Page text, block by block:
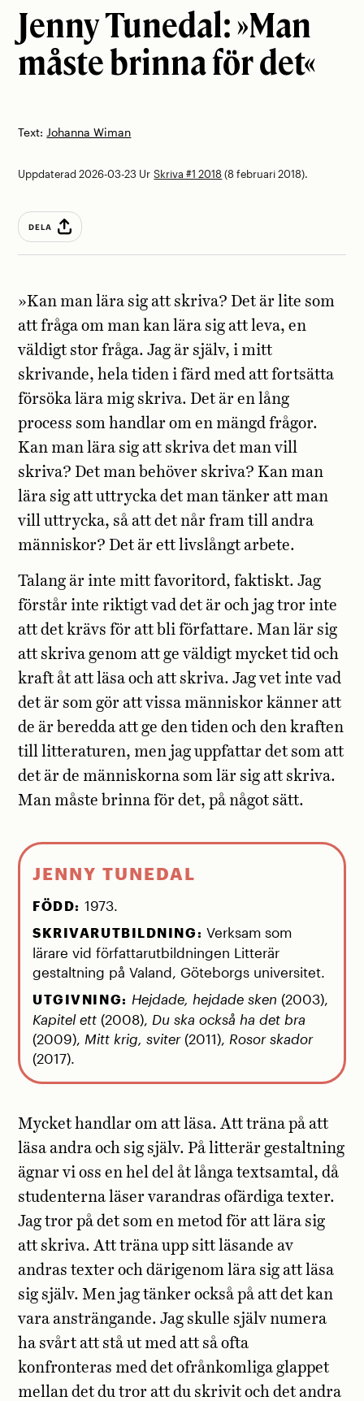
Jenny Tunedal: »Man
måste brinna för det«
Text: Johanna Wiman
Uppdaterad 2026-03-23 UrSkriva #1 2018 (8 februari 2018).
DELA
»Kan man lära sig att skriva? Det är lite som
att fråga om man kan lära sig att leva, en
väldigt stor fråga. Jag är själv, i mitt
skrivande, hela tiden i färd med att fortsätta
försöka lära mig skriva. Det är en lång
process som handlar om en mängd frågor.
Kan man lära sig att skriva det man vill
skriva? Det man behöver skriva? Kan man
lära sig att uttrycka det man tänker att man
vill uttrycka, så att det når fram till andra
människor? Det är ett livslångt arbete.
Talang är inte mitt favoritord, faktiskt. Jag
förstår inte riktigt vad det är och jag tror inte
att det krävs för att bli författare. Man lär sig
att skriva genom att ge väldigt mycket tid och
kraft åt att läsa och att skriva. Jag vet inte vad
det är som gör att vissa människor känner att
de är beredda att ge den tiden och den kraften
till litteraturen, men jag uppfattar det som att
det är de människorna som lär sig att skriva.
Man måste brinna för det, på något sätt.
JENNY TUNEDAL
FÖDD: 1973.
SKRIVARUTBILDNING: Verksam som
lärare vid författarutbildningen Litterär
gestaltning på Valand, Göteborgs universitet.
UTGIVNING: Hejdade, hejdade sken (2003),
Kapitel ett (2008), Du ska också ha det bra
(2009), Mitt krig, sviter(2011), Rosor skador
(2017).
Mycket handlar om att läsa. Att träna på att
läsa andra och sig själv. På litterär gestaltning
ägnar vi oss en hel del åt långa textsamtal, då
studenterna läser varandras ofärdiga texter.
Jag tror på det som en metod för att lära sig
att skriva. Att träna upp sitt läsande av
andras texter och därigenom lära sig att läsa
sig själv. Men jag tänker också på att det kan
vara ansträngande. Jag skulle själv numera
ha svårt att stå ut med att så ofta
konfronteras med det ofrånkomliga glappet
mellan det du tror att du skrivit och det andra